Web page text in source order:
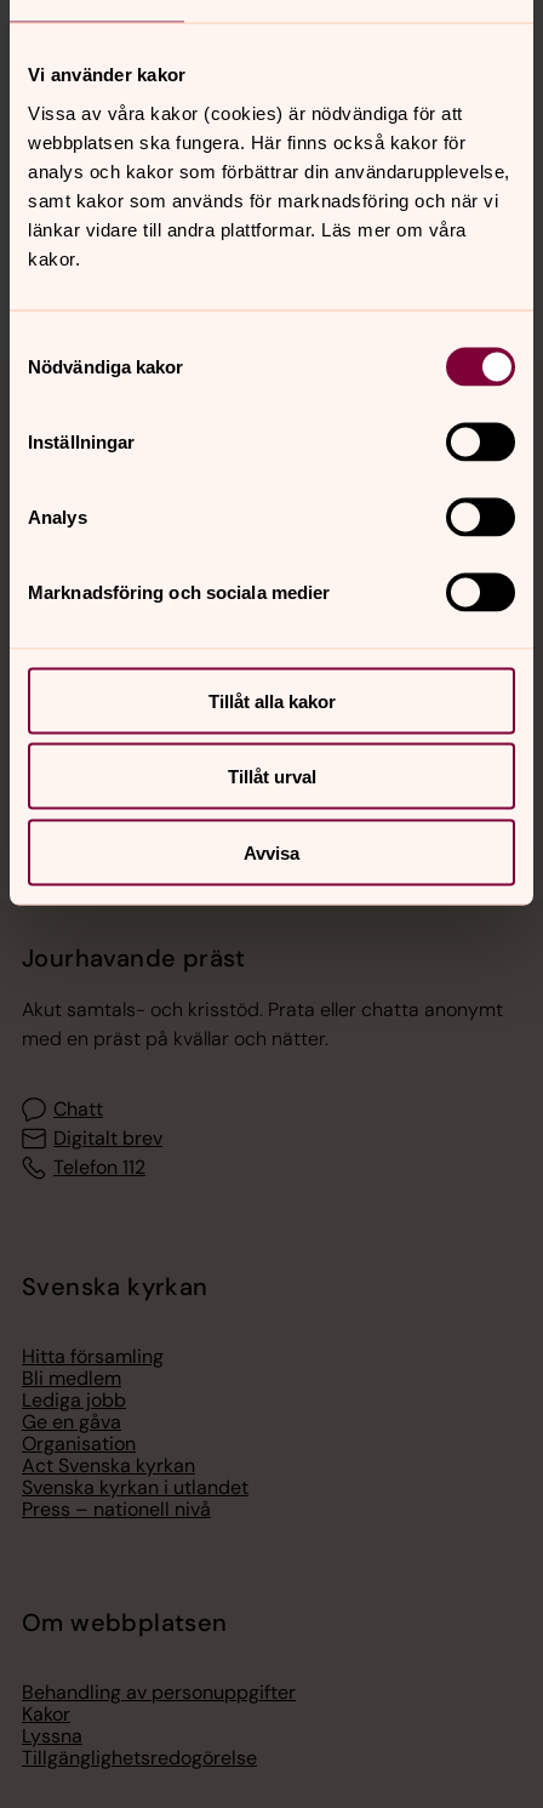
Vi använder kakor
Vissa av våra kakor (cookies) är nödvändiga för att
webbplatsen ska fungera. Här finns också kakor för
analys och kakor som förbättrar din användarupplevelse,
samt kakor som används för marknadsföring och när vi
länkar vidare till andra plattformar. Läs mer om våra
kakor.
Nödvändiga kakor
Inställningar
Analys
Marknadsföring och sociala medier
Tillåt alla kakor
Tillåt urval
Avvisa
Senast ändrad 3 februari 2023
Synpunkter eller frågor på sidans
innehåll?
vanersborg.pastorat@svenskakyrkan.se
Tillbaka till toppen
Tillbaka till innehållet
Kalender
Hitta snabbt
Jourhavande präst
Akut samtals- och krisstöd. Prata eller chatta anonymt
med en präst på kvällar och nätter.
Chatt
Digitalt brev
Telefon 112
Svenska kyrkan
Hitta församling
Bli medlem
Lediga jobb
Ge en gåva
Organisation
Act Svenska kyrkan
Svenska kyrkan i utlandet
Press – nationell nivå
Om webbplatsen
Behandling av personuppgifter
Kakor
Lyssna
Tillgänglighetsredogörelse